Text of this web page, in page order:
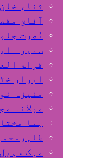
ثناء خان
آفاق
نُصرت
سمیرا
قراۃ
ابرار
منیزہ
مولانہ
ہما
مہک